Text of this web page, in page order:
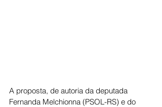
A proposta, de autoria da deputada
Fernanda Melchionna (PSOL-RS) e do